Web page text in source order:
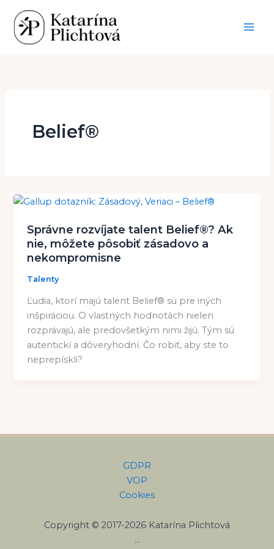
obsah
Belief®
Správne rozvíjate talent Belief®? Ak
nie, môžete pôsobiť zásadovo a
nekompromisne
Talenty
Ľudia, ktorí majú talent Belief® sú pre iných
inšpiráciou. O vlastných hodnotách nielen
rozprávajú, ale predovšetkým nimi žijú. Tým sú
autentickí a dôveryhodní. Čo robiť, aby ste to
neprepískli?
GDPR
VOP
Cookies
Copyright © 2017-2026 Katarína Plichtová
…